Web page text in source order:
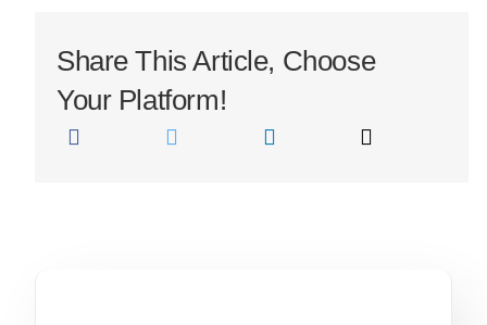
Share This Article, Choose
Your Platform!